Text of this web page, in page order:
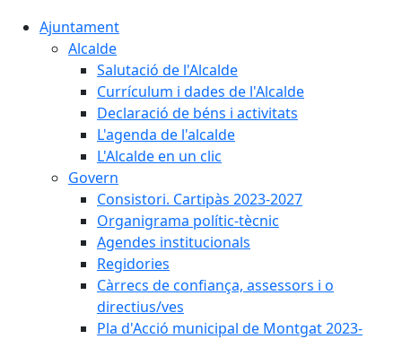
Ajuntament
Alcalde
Salutació de l'Alcalde
Currículum i dades de l'Alcalde
Declaració de béns i activitats
L'agenda de l'alcalde
L'Alcalde en un clic
Govern
Consistori. Cartipàs 2023-2027
Organigrama polític-tècnic
Agendes institucionals
Regidories
Càrrecs de confiança, assessors i o
directius/ves
Pla d'Acció municipal de Montgat 2023-